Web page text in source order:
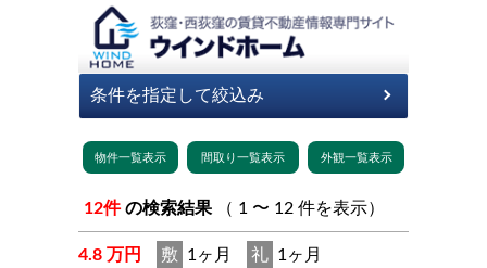
12件 の検索結果 （ 1 〜 12 件を表示）
4.8 万円 敷 1ヶ月 礼 1ヶ月